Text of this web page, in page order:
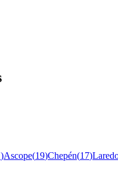
)Ascope(19)Chepén(17)